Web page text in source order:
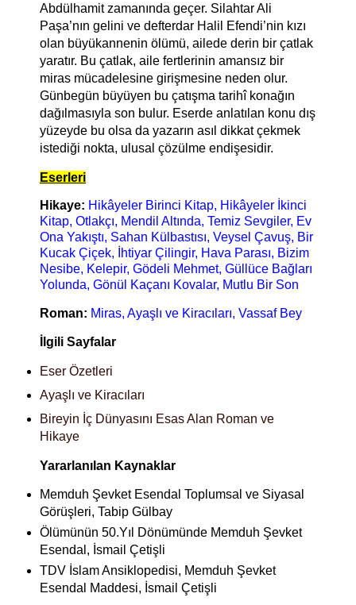
Abdülhamit zamanında geçer. Silahtar Ali
Paşa’nın gelini ve defterdar Halil Efendi’nin kızı
olan büyükannenin ölümü, ailede derin bir çatlak
yaratır. Bu çatlak, aile fertlerinin amansız bir
miras mücadelesine girişmesine neden olur.
Günbegün büyüyen bu çatışma tarihî konağın
dağılmasıyla son bulur. Eserde anlatılan konu dış
yüzeyde bu olsa da yazarın asıl dikkat çekmek
istediği nokta, ulusal çözülme endişesidir.
Eserleri
Hikaye: H ikâyeler Birinci Kitap, Hikâyeler İkinci
Kitap, Otlakçı, Mendil Altında, Temiz Sevgiler, Ev
Ona Yakıştı, Sahan Külbastısı, Veysel Çavuş, Bir
Kucak Çiçek, İhtiyar Çilingir, Hava Parası, Bizim
Nesibe, Kelepir, Gödeli Mehmet, Güllüce Bağları
Yolunda, Gönül Kaçanı Kovalar, Mutlu Bir Son
Roman: Miras, Ayaşlı ve Kiracıları, Vassaf Bey
İlgili Sayfalar
Eser Özetleri
Ayaşlı ve Kiracıları
Bireyin İç Dünyasını Esas Alan Roman ve
Hikaye
Yararlanılan Kaynaklar
Memduh Şevket Esendal Toplumsal ve Siyasal
Görüşleri, Tabip Gülbay
Ölümünün 50.Yıl Dönümünde Memduh Şevket
Esendal, İsmail Çetişli
TDV İslam Ansiklopedisi, Memduh Şevket
Esendal Maddesi, İsmail Çetişli